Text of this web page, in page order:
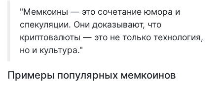
"Мемкоины — это сочетание юмора и
спекуляции. Они доказывают, что
криптовалюты — это не только технология,
но и культура."
Примеры популярных мемкоинов